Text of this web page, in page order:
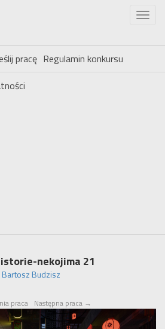
pracę Regulamin konkursu
nekojima 21
Bartosz Budzisz
praca Następna praca →